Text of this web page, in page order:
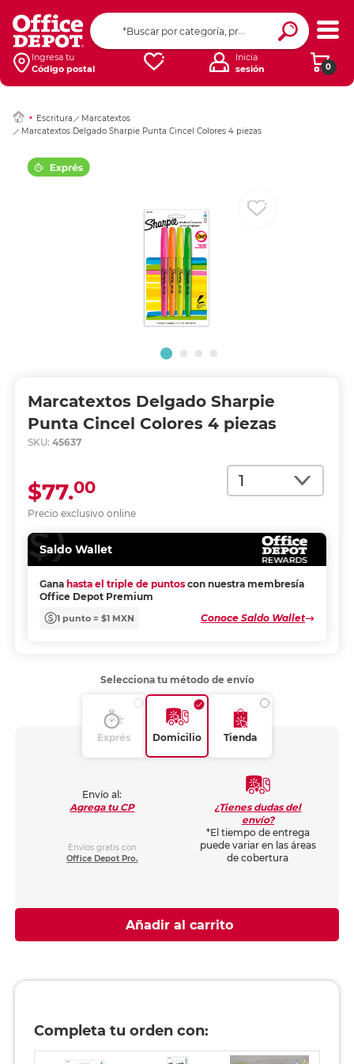
Ingresa tu
Código postal
0
Inicia
sesión
Escritura
Marcatextos
Marcatextos Delgado Sharpie Punta Cincel Colores 4 piezas
Marcatextos Delgado Sharpie
Punta Cincel Colores 4 piezas
SKU: 45637
Cantidad
Precio exclusivo online
$77.00
Saldo Wallet
Gana hasta el triple de puntos con nuestra membresía
Office Depot Premium
1 punto = $1 MXN Conoce Saldo Wallet
Ingresar Codigo
Selecciona tu método de envío
Exprés Domicilio Tienda
Envío al:
Agrega tu CP
Envíos gratis con
Office Depot Pro.
¿Tienes dudas del
envío?
*El tiempo de entrega
puede variar en las áreas
de cobertura
Añadir al carrito
Completa tu orden con: